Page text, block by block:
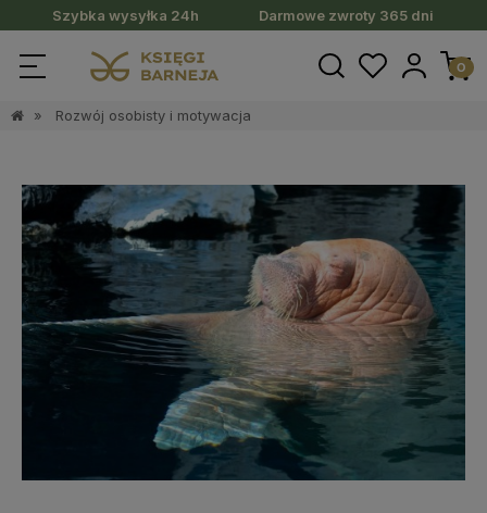
Szybka wysyłka 24h Darmowe zwroty 365 dni
» Rozwój osobisty i motywacja